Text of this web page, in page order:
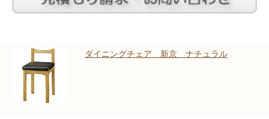
ダイニングチェア 新京 ナチュラル